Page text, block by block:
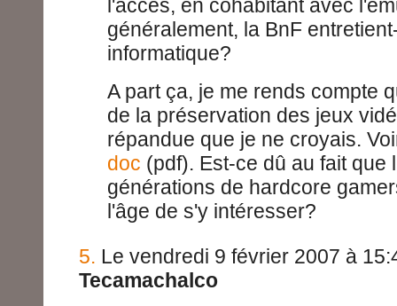
l'accès, en cohabitant avec
généralement, la BnF
informatique?
A part ça, je me rends compte
de la préservation des jeux
répandue que je ne croyais.
doc (pdf). Est-ce dû au fait que
générations de hardcore
l'âge de s'y intéresser?
5. Le vendredi 9 février 2007 à
Tecamachalco